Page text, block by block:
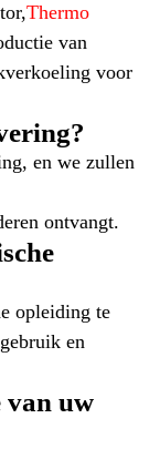
Thermo
van
voor
en we zullen
ontvangt.
opleiding te
en
van uw